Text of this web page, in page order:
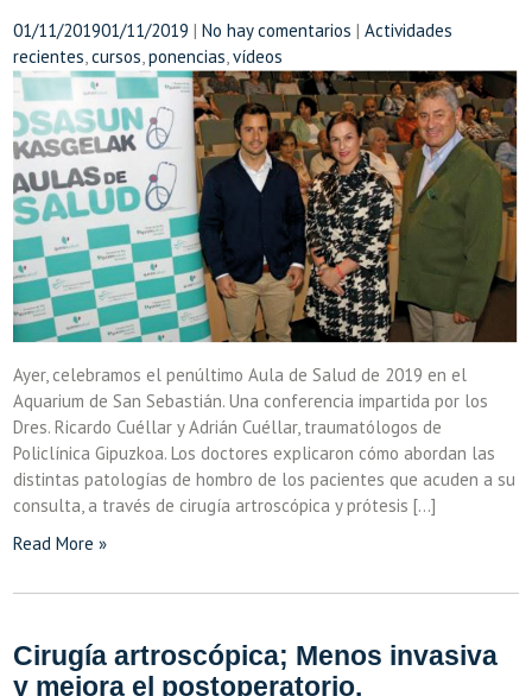
01/11/201901/11/2019 |No hay comentarios |Actividades
recientes,cursos,ponencias,vídeos
Ayer, celebramos el penúltimo Aula de Salud de 2019 en el
Aquarium de San Sebastián. Una conferencia impartida por los
Dres. Ricardo Cuéllar y Adrián Cuéllar, traumatólogos de
Policlínica Gipuzkoa. Los doctores explicaron cómo abordan las
distintas patologías de hombro de los pacientes que acuden a su
consulta, a través de cirugía artroscópica y prótesis […]
Read More »
Cirugía artroscópica; Menos invasiva
y mejora el postoperatorio.